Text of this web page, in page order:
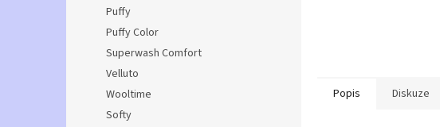
Puffy
Puffy Color
Superwash Comfort
Velluto
Wooltime
Softy
Popis Diskuze